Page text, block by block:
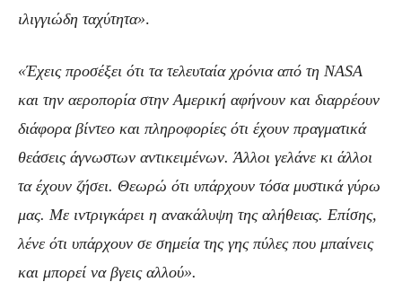
ιλιγγιώδη ταχύτητα».
«Έχεις προσέξει ότι τα τελευταία χρόνια από τη NASA
και την αεροπορία στην Αμερική αφήνουν και διαρρέουν
διάφορα βίντεο και πληροφορίες ότι έχουν πραγματικά
θεάσεις άγνωστων αντικειμένων. Άλλοι γελάνε κι άλλοι
τα έχουν ζήσει. Θεωρώ ότι υπάρχουν τόσα μυστικά γύρω
μας. Με ιντριγκάρει η ανακάλυψη της αλήθειας. Επίσης,
λένε ότι υπάρχουν σε σημεία της γης πύλες που μπαίνεις
και μπορεί να βγεις αλλού».